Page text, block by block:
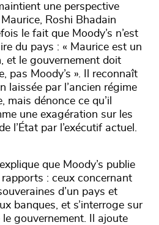
une perspective
Roshi Bhadain
le fait que Moody’s n’est
du pays : « Maurice est un
et le gouvernement doit
pas Moody’s ». Il reconnaît
laissée par l’ancien régime
mais dénonce ce qu’il
une exagération sur les
l’État par l’exécutif actuel.
que Moody’s publie
: ceux concernant
d’un pays et
banques, et s’interroge sur
le gouvernement. Il ajoute